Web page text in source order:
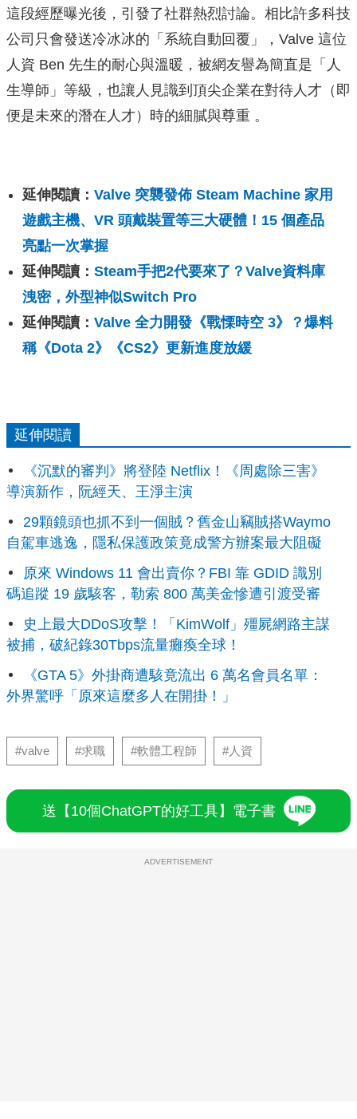
這段經歷曝光後，引發了社群熱烈討論。相比許多科技
公司只會發送冷冰冰的「系統自動回覆」，Valve 這位
人資 Ben 先生的耐心與溫暖，被網友譽為簡直是「人
生導師」等級，也讓人見識到頂尖企業在對待人才（即
便是未來的潛在人才）時的細膩與尊重 。
延伸閱讀： Valve 突襲發佈 Steam Machine 家用
遊戲主機、VR 頭戴裝置等三大硬體！15 個產品
亮點一次掌握
延伸閱讀： Steam手把2代要來了？Valve資料庫
洩密，外型神似Switch Pro
延伸閱讀： Valve 全力開發《戰慄時空 3》？爆料
稱《Dota 2》《CS2》更新進度放緩
延伸閱讀
《沉默的審判》將登陸 Netflix！《周處除三害》
導演新作，阮經天、王淨主演
29顆鏡頭也抓不到一個賊？舊金山竊賊搭Waymo
自駕車逃逸，隱私保護政策竟成警方辦案最大阻礙
原來 Windows 11 會出賣你？FBI 靠 GDID 識別
碼追蹤 19 歲駭客，勒索 800 萬美金慘遭引渡受審
史上最大DDoS攻擊！「KimWolf」殭屍網路主謀
被捕，破紀錄30Tbps流量癱瘓全球！
《GTA 5》外掛商遭駭竟流出 6 萬名會員名單：
外界驚呼「原來這麼多人在開掛！」
#valve #求職 #軟體工程師 #人資
送【10個ChatGPT的好工具】電子書
ADVERTISEMENT